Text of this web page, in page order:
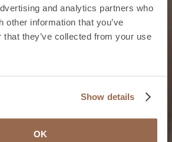
and analytics partners who
other information that you’ve
that they’ve collected from your use
Show details
OK
della politica sulla privacy*
[/utm_content_i][gclid_i]
[/handl_landing_page_i][handl_ip_i]
[/handl_ref_i][handl_url_i]